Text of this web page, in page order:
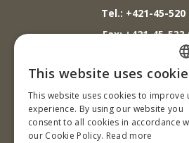
Tel.: +421-45-520
Fax: +421-45-533
E-mail:
GPS súradnice:
IČO:
DIČ: 2020474808
This website uses
This website uses cookies to improve
experience. By using our website you
consent to all cookies in accordance
our Cookie Policy. Read more